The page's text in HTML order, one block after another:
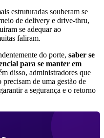
estruturadas souberam se
de delivery e drive-thru,
se adequar ao
faliram.
do porte, saber se
para se manter em
disso, administradores que
de uma gestão de
a segurança e o retorno